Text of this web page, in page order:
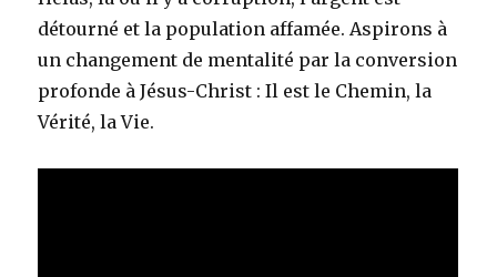
détourné et la population affamée. Aspirons à
un changement de mentalité par la conversion
profonde à Jésus-Christ : Il est le Chemin, la
Vérité, la Vie.